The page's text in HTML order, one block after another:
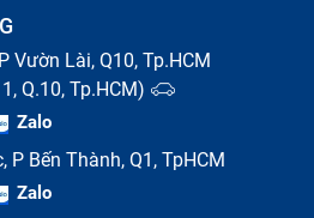
bạn có thể hoàn toàn yên tâm
chúng tôi cam kết:
viên đều được đào tạo bài
chân sạc Huawei Nova 2i có
hãng 100%
Vườn Lài, Q10, Tp.HCM
Q.10, Tp.HCM)
Zalo
P Bến Thành, Q1, TpHCM
Zalo